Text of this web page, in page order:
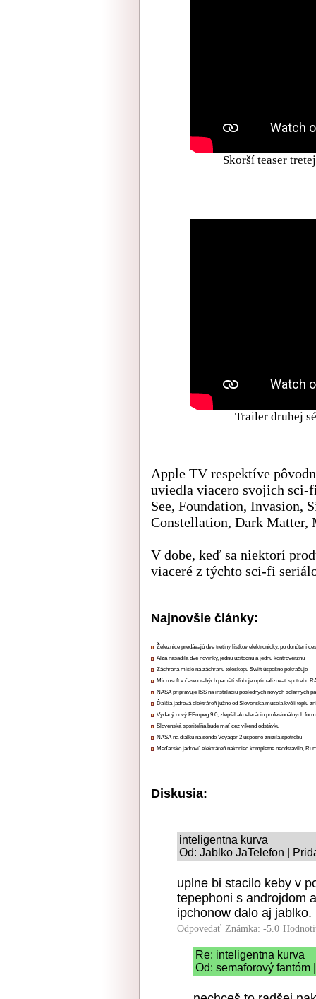
Skorší teaser
Trailer druhej
Apple TV respektíve
uviedla viacero svojich
See, Foundation, Invasion,
Constellation, Dark Matter,
V dobe, keď sa niektorí
viaceré z týchto sci-fi
Najnovšie články:
Železnice predávajú dve tretiny lístkov elektronicky, po donútení
Alza nasadila dve novinky, jednu užitočnú a jednu kontroverznú
Záchrana misie na záchranu teleskopu Swift úspešne pokračuje
Microsoft v čase drahých pamätí sľubuje optimalizovať spotrebu
NASA pripravuje ISS na inštaláciu posledných nových solárnych
Ďalšia jadrová elektráreň južne od Slovenska musela kvôli teplu
Vydaný nový FFmpeg 9.0, zlepšil akceleráciu profesionálnych
Slovenská sporiteľňa bude mať cez víkend odstávku
NASA na diaľku na sonde Voyager 2 úspešne znížila spotrebu
Maďarsko jadrovú elektráreň nakoniec kompletne neodstavilo,
Diskusia:
inteligentna kurva
Od: Jablko JaTelefon |
uplne bi stacilo keby v
tepephoni s androjdom
ipchonow dalo aj jablko.
Odpovedať Známka: -5.0
Re: inteligentna kurva
Od: semaforový fantóm